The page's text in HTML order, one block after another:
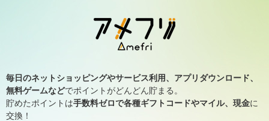
毎日のネットショッピングやサービス利用、アプリダウンロード、
無料ゲームなどでポイントがどんどん貯まる。
貯めたポイントは手数料ゼロで各種ギフトコードやマイル、現金に
交換！